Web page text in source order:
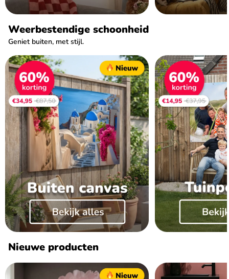
Weerbestendige schoonheid
Geniet buiten, met stijl.
Nieuwe producten